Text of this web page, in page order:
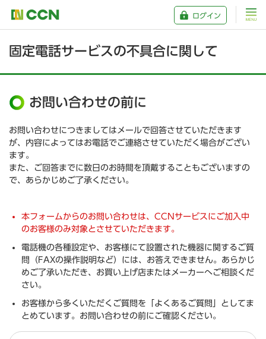
ログイン
固定電話サービスの不具合に関して
お問い合わせの前に
お問い合わせにつきましてはメールで回答させていただきます
が、内容によってはお電話でご連絡させていただく場合がござい
ます。
また、ご回答までに数日のお時間を頂戴することもございますの
で、あらかじめご了承ください。
本フォームからのお問い合わせは、CCNサービスにご加入中
のお客様のみ対象とさせていただきます。
電話機の各種設定や、お客様にて設置された機器に関するご質
問（FAXの操作説明など）には、お答えできません。あらかじ
めご了承いただき、お買い上げ店またはメーカーへご相談くだ
さい。
お客様から多くいただくご質問を「よくあるご質問」としてま
とめています。お問い合わせの前にご確認ください。